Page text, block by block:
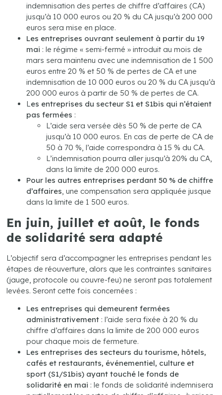
indemnisation des pertes de chiffre d’affaires (CA)
jusqu’à 10 000 euros ou 20 % du CA jusqu’à 200 000
euros sera mise en place.
Les entreprises ouvrant seulement à partir du 19
mai : le régime « semi-fermé » introduit au mois de
mars sera maintenu avec une indemnisation de 1 500
euros entre 20 % et 50 % de pertes de CA et une
indemnisation de 10 000 euros ou 20 % du CA jusqu’à
200 000 euros à partir de 50 % de pertes de CA.
Les entreprises du secteur S1 et S1bis qui n’étaient
pas fermées :
L’aide sera versée dès 50 % de perte de CA
jusqu’à 10 000 euros. En cas de perte de CA de
50 à 70 %, l’aide correspondra à 15 % du CA.
L’indemnisation pourra aller jusqu’à 20% du CA,
dans la limite de 200 000 euros.
Pour les autres entreprises perdant 50 % de chiffre
d’affaires , une compensation sera appliquée jusque
dans la limite de 1 500 euros.
En juin, juillet et août, le fonds
de solidarité sera adapté
L’objectif sera d’accompagner les entreprises pendant les
étapes de réouverture, alors que les contraintes sanitaires
(jauge, protocole ou couvre-feu) ne seront pas totalement
levées. Seront cette fois concernées :
Les entreprises qui demeurent fermées
administrativement : l’aide sera fixée à 20 % du
chiffre d’affaires dans la limite de 200 000 euros
pour chaque mois de fermeture.
Les entreprises des secteurs du tourisme, hôtels,
cafés et restaurants, événementiel, culture et
sport (S1/S1bis) ayant touché le fonds de
solidarité en mai : le fonds de solidarité indemnisera